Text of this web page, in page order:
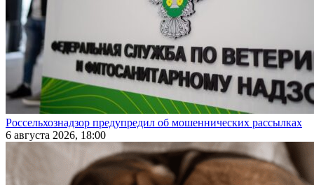
Россельхознадзор предупредил об мошеннических рассылках
6 августа 2026, 18:00